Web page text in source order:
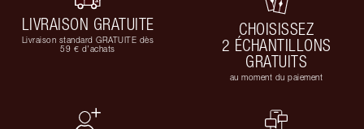
LIVRAISON GRATUITE
Livraison standard GRATUITE dès
59 € d'achats
CHOISISSEZ
2 ÉCHANTILLONS
GRATUITS
au moment du paiement